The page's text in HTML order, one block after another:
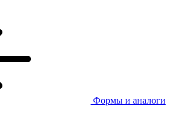
Формы и аналоги